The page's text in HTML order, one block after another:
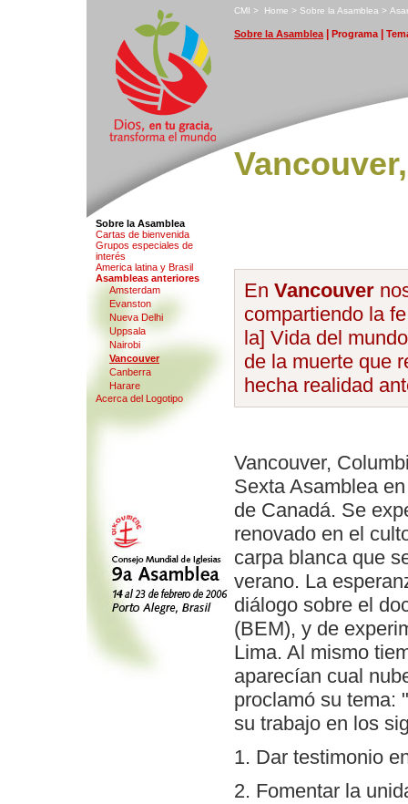
CMI > Home > Sobre la Asamblea > A
Sobre la Asamblea| Programa| T
Sobre la Asamblea
Cartas de bienvenida
Grupos especiales de
interés
America latina y Brasil
Asambleas anteriores
Amsterdam
Evanston
Nueva Delhi
Uppsala
Nairobi
Vancouver
Canberra
Harare
Acerca del Logotipo
En Vancouver
compartiendo la
la] Vida del
de la muerte que
hecha realidad
Vancouver,
Sexta Asamblea
de Canadá. Se
renovado en el
carpa blanca que
verano. La
diálogo sobre el
(BEM), y de
Lima. Al mismo
aparecían cual
proclamó su tema:
su trabajo en los
1. Dar testimonio
2. Fomentar la